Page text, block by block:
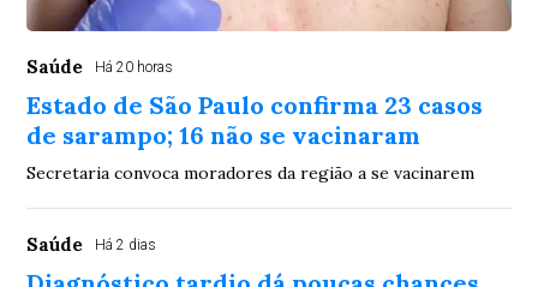
Saúde Há 20 horas
Estado de São Paulo confirma 23 casos
de sarampo; 16 não se vacinaram
Secretaria convoca moradores da região a se vacinarem
Saúde Há 2 dias